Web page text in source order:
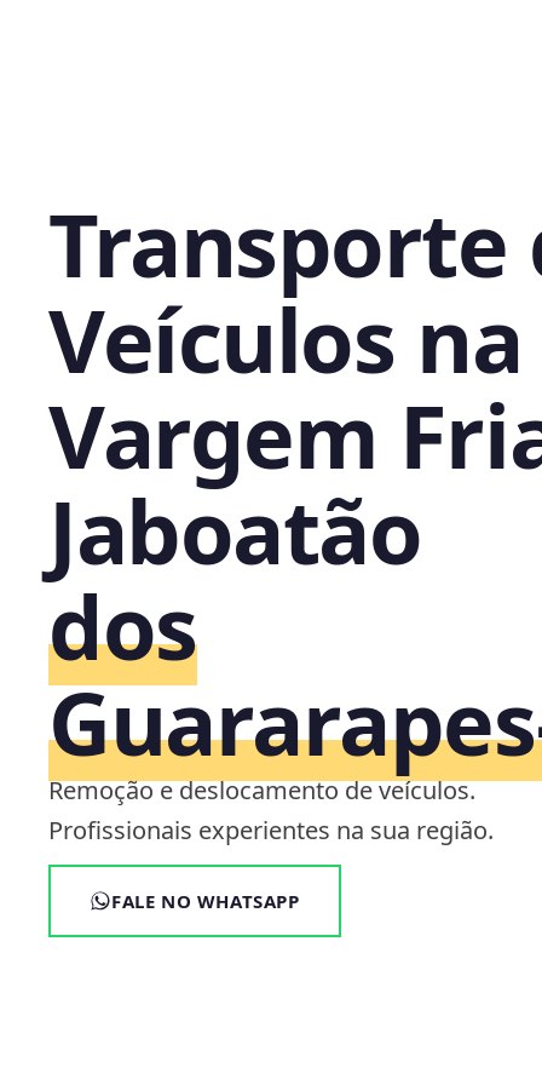
Transporte
Veículos na
Vargem
Jaboatão
dos
Remoção e deslocamento de veículos.
Profissionais experientes na sua região.
FALE NO WHATSAPP